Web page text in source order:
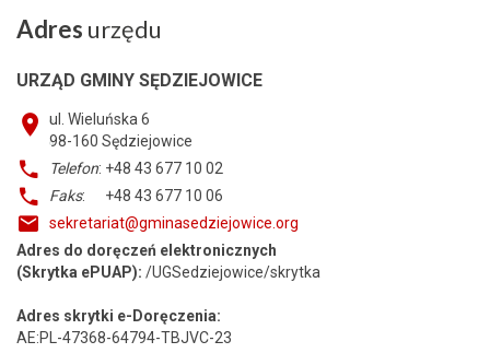
Adres urzędu
URZĄD GMINY SĘDZIEJOWICE
ul. Wieluńska 6
98-160 Sędziejowice
Telefon: +48 43 677 10 02
Faks: +48 43 677 10 06
sekretariat@gminasedziejowice.org
Adres do doręczeń elektronicznych
(Skrytka ePUAP): /UGSedziejowice/skrytka
Adres skrytki e-Doręczenia:
AE:PL-47368-64794-TBJVC-23